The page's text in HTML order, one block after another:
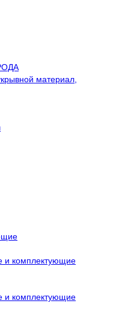
материал,
и комплектующие
и комплектующие